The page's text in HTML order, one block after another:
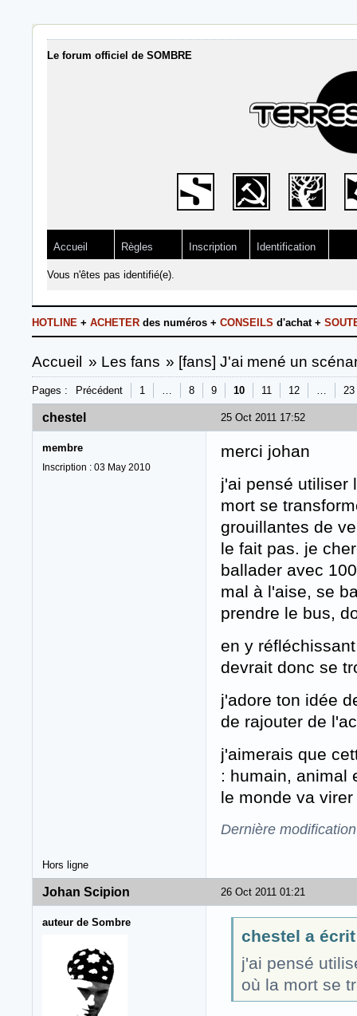
Le forum officiel de SOMBRE
Accueil Règles Inscription Identification
Vous n'êtes pas identifié(e).
HOTLINE + ACHETER des numéros + CONSEILS d'achat +
Accueil » Les fans » [fans] J'ai mené un
Pages : Précédent 1 … 8 9 10 11 12 … 23
25 Oct 2011 17:52
chestel
membre
Inscription : 03 May 2010
merci johan
j'ai pensé utiliser
mort se
grouillantes de
le fait pas. je
ballader avec
mal à l'aise, se
prendre le bus,
en y
devrait donc se
j'adore ton idée
de rajouter de
j'aimerais que
: humain, animal
le monde va
Dernière
Hors ligne
26 Oct 2011 01:21
Johan Scipion
auteur de Sombre
chestel a
j'ai pensé
où la mort se